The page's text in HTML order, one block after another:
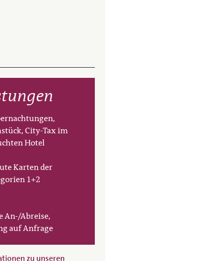
City-Tax im
Hotel
Karten der
1+2
An-/Abreise,
auf Anfrage
zu unseren